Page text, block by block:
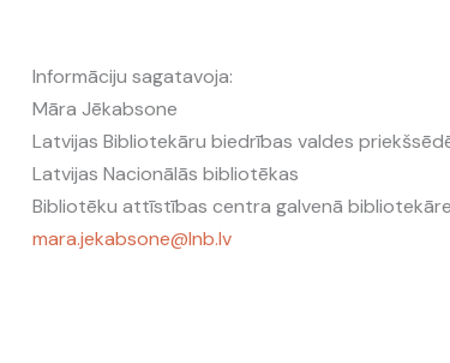
Informāciju sagatavoja:
Māra Jēkabsone
Latvijas Bibliotekāru biedrības valdes
Latvijas Nacionālās bibliotēkas
Bibliotēku attīstības centra galvenā bibliotekāre
mara.jekabsone@lnb.lv